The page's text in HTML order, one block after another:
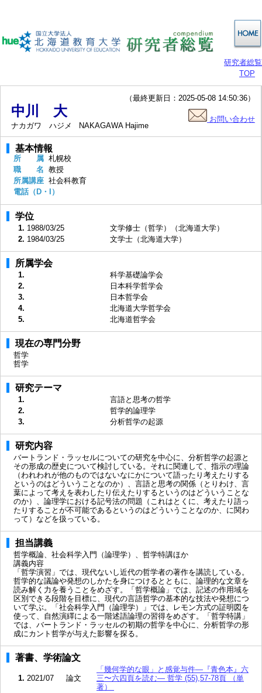
研究者総覧
TOP
（最終更新日：2025-05-08 14:50:36）
中川 大
ナカガワ ハジメ NAKAGAWA Hajime
お問い合わせ
基本情報
所 属 札幌校
職 名 教授
所属講座 社会科教育
電話（D・I）
学位
1. 1988/03/25
文学修士（哲学）（北海道大学）
2. 1984/03/25 文学士（北海道大学）
所属学会
1.
科学基礎論学会
2.
日本科学哲学会
3.
日本哲学会
4.
北海道大学哲学会
5.
北海道哲学会
現在の専門分野
哲学
哲学
研究テーマ
1.
言語と思考の哲学
2.
哲学的論理学
3.
分析哲学の起源
研究内容
バートランド・ラッセルについての研究を中心に、分析哲学の起源と
その形成の歴史について検討している。それに関連して、指示の理論
（われわれが他のものではないなにかについて語ったり考えたりする
というのはどういうことなのか）、言語と思考の関係（とりわけ、言
葉によって考えを表わしたり伝えたりするというのはどういうことな
のか）、論理学における記号法の問題（これはとくに、考えたり語っ
たりすることが不可能であるというのはどういうことなのか、に関わ
って）などを扱っている。
担当講義
哲学概論、社会科学入門（論理学）、哲学特講ほか
講義内容
「哲学演習」では、現代ないし近代の哲学者の著作を講読している。
哲学的な議論や発想のしかたを身につけるとともに、論理的な文章を
読み解く力を養うことをめざす。「哲学概論」では、記述の作用域を
区別できる段階を目標に、現代の言語哲学の基本的な技法や発想につ
いて学ぶ。「社会科学入門（論理学）」では、レモン方式の証明図を
使って、自然演繹による一階述語論理の習得をめざす。「哲学特講」
では、バートランド・ラッセルの初期の哲学を中心に、分析哲学の形
成にカント哲学が与えた影響を探る。
著書、学術論文
1. 2021/07 論文
「幾何学的な眼」と感覚与件—『青色本』六
三〜六四頁を読む— 哲学 (55),57-78頁 （単
著）